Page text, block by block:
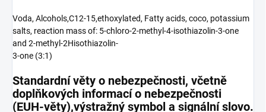
Voda, Alcohols,C12-15,ethoxylated, Fatty acids, coco, potassium
salts, reaction mass of: 5-chloro-2-methyl-4-isothiazolin-3-one
and 2-methyl-2Hisothiazolin-
3-one (3:1)
Standardní věty o nebezpečnosti, včetně
doplňkových informací o nebezpečnosti
(EUH-věty),výstražný symbol a signální slovo.